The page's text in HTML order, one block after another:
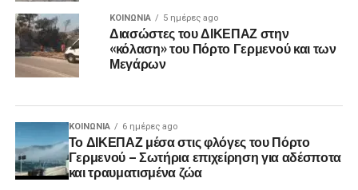
ΚΟΙΝΩΝΊΑ 5 ημέρες ago
Διασώστες του ΔΙΚΕΠΑΖ στην
«κόλαση» του Πόρτο Γερμενού και των
Μεγάρων
ΚΟΙΝΩΝΊΑ 6 ημέρες ago
Το ΔΙΚΕΠΑΖ μέσα στις φλόγες του Πόρτο
Γερμενού – Σωτήρια επιχείρηση για αδέσποτα
και τραυματισμένα ζώα